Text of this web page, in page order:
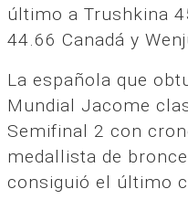
último a Trushkina
44.66 Canadá y
La española que
Mundial Jacome
Semifinal 2 con
medallista de
consiguió el último